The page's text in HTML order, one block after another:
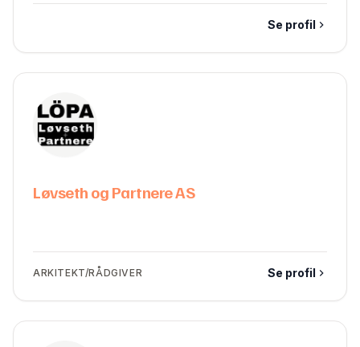
Se profil
Løvseth og Partnere AS
ARKITEKT/RÅDGIVER Se profil